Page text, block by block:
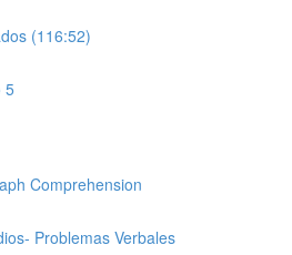
(116:52)
5
Comprehension
Problemas Verbales